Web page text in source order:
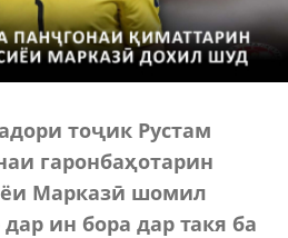
тоҷик Рустам
гаронбаҳотарин
Марказӣ шомил
ин бора дар такя ба